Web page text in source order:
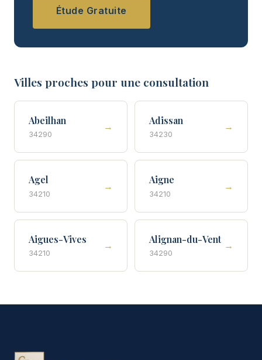
Étude Gratuite
Villes proches pour une consultation
Abeilhan
34290
→
Adissan
34230
→
Agel
34210
→
Aigne
34210
→
Aigues-Vives
34210
→
Alignan-du-Vent
34290
→